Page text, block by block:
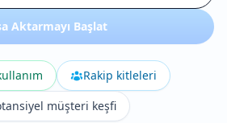
Aktarmayı Başlat
Rakip kitleleri
müşteri keşfi